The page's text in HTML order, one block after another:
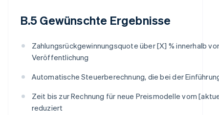
B.5 Gewünschte Ergebnisse
Zahlungsrückgewinnungsquote über [X] % innerhalb
Veröffentlichung
Automatische Steuerberechnung, die bei der
Zeit bis zur Rechnung für neue Preismodelle vom
reduziert